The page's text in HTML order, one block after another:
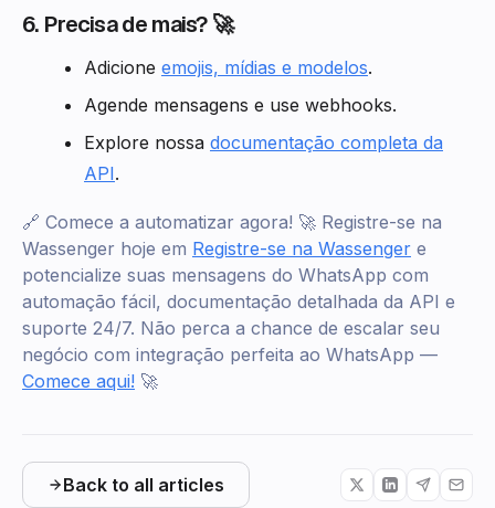
6. Precisa de mais? 🚀
Adicione emojis, mídias e modelos.
Agende mensagens e use webhooks.
Explore nossa documentação completa da
API.
🔗 Comece a automatizar agora! 🚀 Registre-se na
Wassenger hoje em Registre-se na Wassenger e
potencialize suas mensagens do WhatsApp com
automação fácil, documentação detalhada da API e
suporte 24/7. Não perca a chance de escalar seu
negócio com integração perfeita ao WhatsApp —
Comece aqui! 🚀
Back to all articles